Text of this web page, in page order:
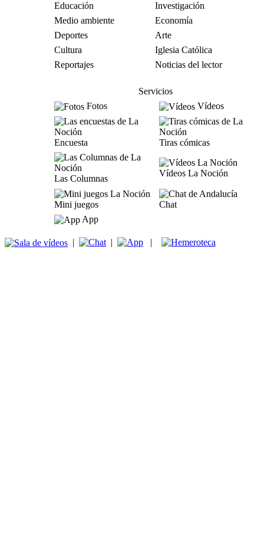
Educación
Investigación
Medio ambiente
Economía
Deportes
Arte
Cultura
Iglesia Católica
Reportajes
Noticias del lector
Servicios
Fotos
Vídeos
Encuesta Tiras cómicas
Las Columnas
Vídeos La Noción
Mini juegos
Chat
App
| | |